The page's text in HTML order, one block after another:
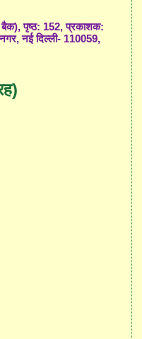
पृष्ठ: 152, प्रकाशक:
नई दिल्ली- 110059,